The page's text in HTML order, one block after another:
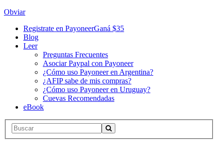
Obviar
Registrate en PayoneerGaná $35
Blog
Leer
Preguntas Frecuentes
Asociar Paypal con Payoneer
¿Cómo uso Payoneer en Argentina?
¿AFIP sabe de mis compras?
¿Cómo uso Payoneer en Uruguay?
Cuevas Recomendadas
eBook